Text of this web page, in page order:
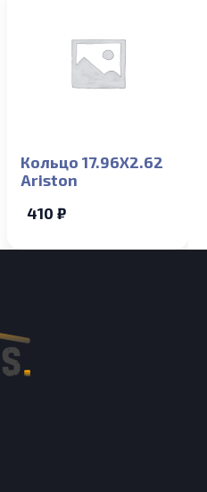
Кольцо 17.96X2.62
Ariston
410 ₽